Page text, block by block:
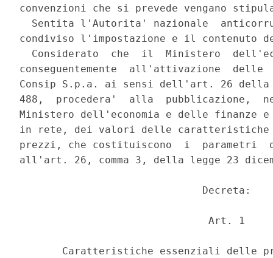
convenzioni che si prevede vengano
Sentita l'Autorita' nazionale
condiviso l'impostazione e il contenuto
Considerato  che  il  Ministero
conseguentemente  all'attivazione
Consip S.p.a. ai sensi dell'art. 26 della
488,  procedera'  alla  pubblicazione,
Ministero dell'economia e delle finanze
in rete, dei valori delle
prezzi, che costituiscono  i
all'art. 26, comma 3, della legge 23
                              Decreta:
                               Art. 1
Caratteristiche essenziali delle